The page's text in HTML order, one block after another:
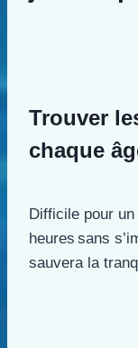
Trouver
chaque
Difficile pour
heures sans
sauvera la